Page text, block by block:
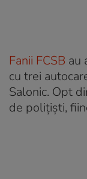
Fanii FCSB au
cu trei
Salonic. Opt
de polițiști,